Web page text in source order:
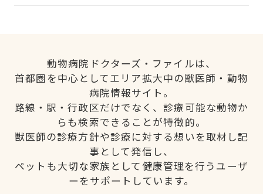
動物病院ドクターズ・ファイルは、
首都圏を中心としてエリア拡大中の獣医師・動物
病院情報サイト。
路線・駅・行政区だけでなく、診療可能な動物か
らも検索できることが特徴的。
獣医師の診療方針や診療に対する想いを取材し記
事として発信し、
ペットも大切な家族として健康管理を行うユーザ
ーをサポートしています。